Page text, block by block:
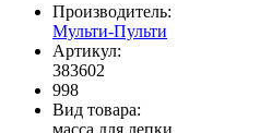
Производитель:
Мульти-Пульти
Артикул:
383602
998
Вид товара:
масса для лепки